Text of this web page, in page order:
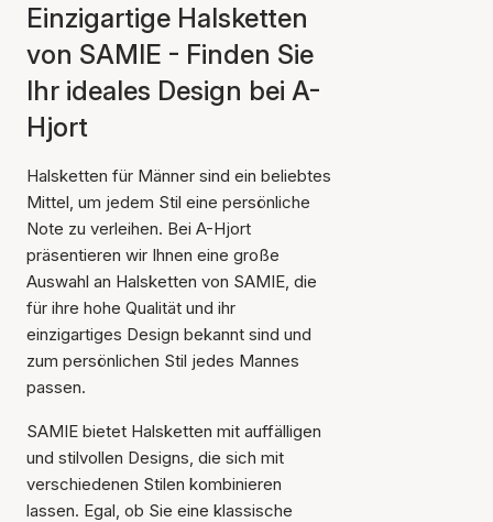
Einzigartige Halsketten
von SAMIE - Finden Sie
Ihr ideales Design bei A-
Hjort
Halsketten für Männer sind ein beliebtes
Mittel, um jedem Stil eine persönliche
Note zu verleihen. Bei A-Hjort
präsentieren wir Ihnen eine große
Auswahl an Halsketten von SAMIE, die
für ihre hohe Qualität und ihr
einzigartiges Design bekannt sind und
zum persönlichen Stil jedes Mannes
passen.
SAMIE bietet Halsketten mit auffälligen
und stilvollen Designs, die sich mit
verschiedenen Stilen kombinieren
lassen. Egal, ob Sie eine klassische